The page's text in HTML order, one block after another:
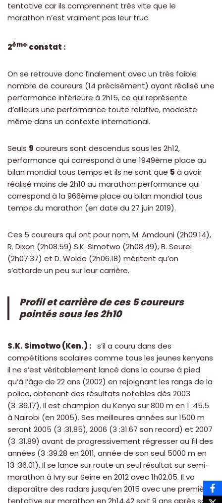
tentative car ils comprennent très vite que le
marathon n’est vraiment pas leur truc.
2ème constat :
On se retrouve donc finalement avec un très faible
nombre de coureurs (14 précisément) ayant réalisé une
performance inférieure à 2h15, ce qui représente
d’ailleurs une performance toute relative, modeste
même dans un contexte international.
Seuls 9 coureurs sont descendus sous les 2h12,
performance qui correspond à une 1949ème place au
bilan mondial tous temps et ils ne sont que 5 à avoir
réalisé moins de 2h10 au marathon performance qui
correspond à la 966ème place au bilan mondial tous
temps du marathon (en date du 27 juin 2019).
Ces 5 coureurs qui ont pour nom, M. Amdouni (2h09.14),
R. Dixon (2h08.59) S.K. Simotwo (2h08.49), B. Seurei
(2h07.37) et D. Wolde (2h06.18) méritent qu’on
s’attarde un peu sur leur carrière.
Profil et carrière de ces 5 coureurs
pointés sous les 2h10
S.K. Simotwo (Ken.) : s’il a couru dans des
compétitions scolaires comme tous les jeunes kenyans
il ne s’est véritablement lancé dans la course à pied
qu’à l’âge de 22 ans (2002) en rejoignant les rangs de la
police, obtenant des résultats notables dès 2003
(3 :36.17). Il est champion du Kenya sur 800 m en 1 :45.5
à Nairobi (en 2005). Ses meilleures années sur 1500 m
seront 2005 (3 :31.85), 2006 (3 :31.67 son record) et 2007
(3 :31.89) avant de progressivement régresser au fil des
années (3 :39.28 en 2011, année de son seul 5000 m en
13 :36.01). Il se lance sur route un seul résultat sur semi-
marathon à Ivry sur Seine en 2012 avec 1h02.05. Il va
disparaître des radars jusqu’en 2015 avec une première
tentative sur marathon en 2h14.42 soit 9 ans après sa